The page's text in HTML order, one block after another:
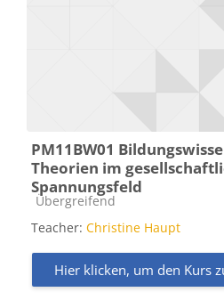
PM11BW01
Theorien im
Spannungsfeld
Kursbereich
Übergreifend
Teacher: Christine Haupt
Hier klicken, um den Kurs